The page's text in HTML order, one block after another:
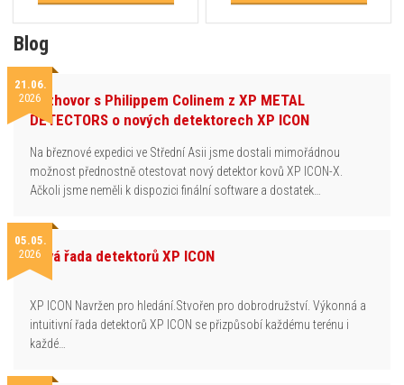
Blog
21.06.
2026Rozhovor s Philippem Colinem z XP METAL
DETECTORS o nových detektorech XP ICON
Na březnové expedici ve Střední Asii jsme dostali mimořádnou
možnost přednostně otestovat nový detektor kovů XP ICON-X.
Ačkoli jsme neměli k dispozici finální software a dostatek…
05.05.
2026Nová řada detektorů XP ICON
XP ICON Navržen pro hledání.Stvořen pro dobrodružství. Výkonná a
intuitivní řada detektorů XP ICON se přizpůsobí každému terénu i
každé…